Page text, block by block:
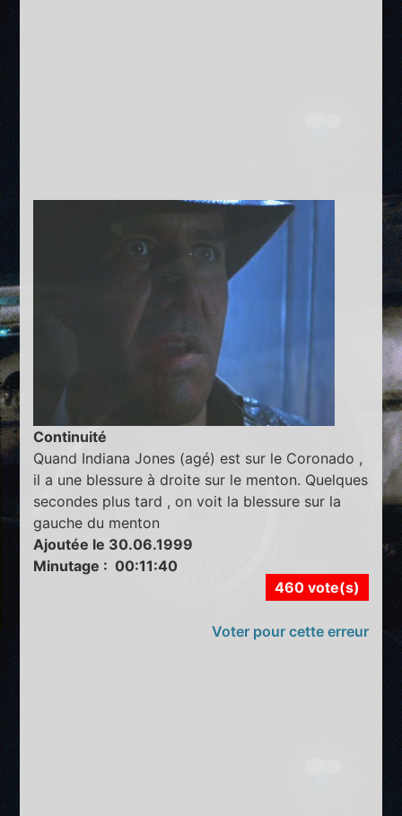
Continuité
Quand Indiana Jones (agé) est sur le Coronado ,
il a une blessure à droite sur le menton. Quelques
secondes plus tard , on voit la blessure sur la
gauche du menton
Ajoutée le 30.06.1999
Minutage : 00:11:40
460 vote(s)
Voter pour cette erreur